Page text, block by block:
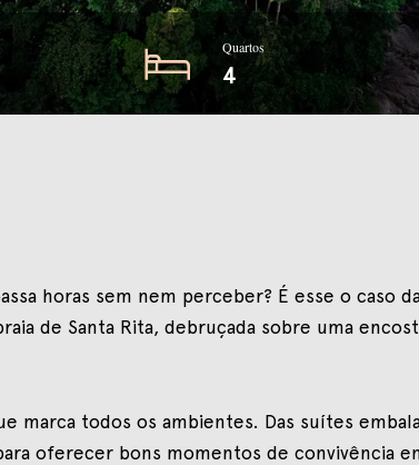
Quartos
4
horas sem nem perceber? É esse o caso
de Santa Rita, debruçada sobre uma
marca todos os ambientes. Das suítes
oferecer bons momentos de convivência